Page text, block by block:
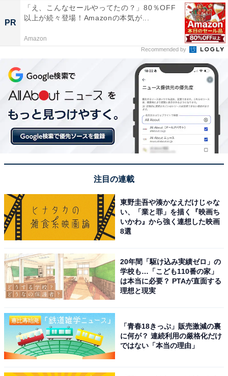
PR
「え、こんなセールやってたの？」80％OFF
以上が続々登場！Amazonの本気が...
Amazon
Recommended by
注目の連載
東野圭吾や湊かなえだけじゃな
い、「業と罪」を描く『映画ち
いかわ』から強く連想した映画
8選
20年間「駆け込み実績ゼロ」の
学校も…「こども110番の家」
は本当に必要？ PTAが直面する
理想と現実
「青春18きっぷ」販売激減の裏
に何が？ 連続利用の厳格化だけ
ではない「本当の理由」